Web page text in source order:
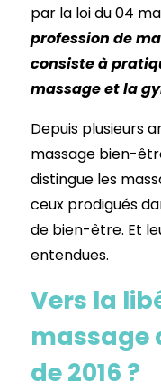
par la loi du 04
profession de
consiste à
massage et la
Depuis plusieurs
massage bien-
distingue les
ceux prodigués
de bien-être. Et
entendues.
Vers la
massage
de 2016 ?